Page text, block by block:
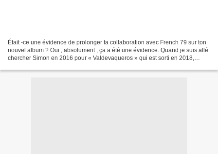
Était -ce une évidence de prolonger ta collaboration avec French 79 sur ton
nouvel album ? Oui ; absolument ; ça a été une évidence. Quand je suis allé
chercher Simon en 2016 pour « Valdevaqueros » qui est sorti en 2018,